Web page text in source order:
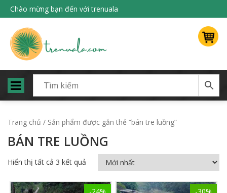
Chào mừng bạn đến với trenuala
Trang chủ / Sản phẩm được gắn thẻ “bán tre luồng”
BÁN TRE LUỒNG
Hiển thị tất cả 3 kết quả